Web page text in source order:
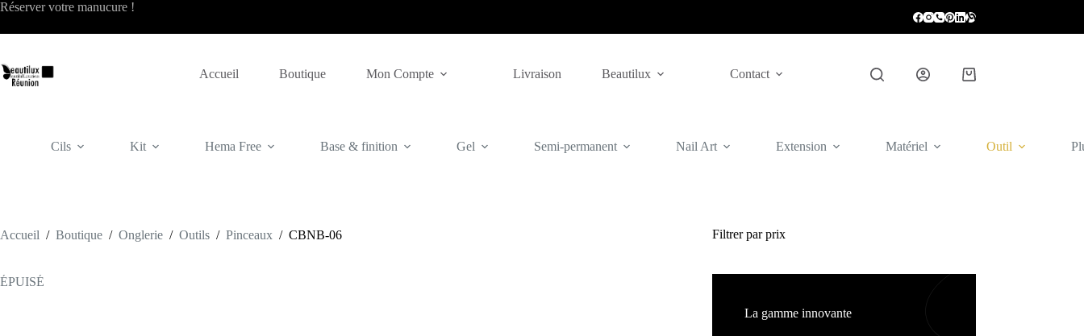
Passer
contenu
Réserver votre manucure !
Accueil Boutique Mon Compte Livraison Beautilux Contact
Panier
Cils Kit Hema Free Base & finition Gel Semi-permanent Nail Art Extension Matériel Outil
Accueil / Boutique / Onglerie / Outils / Pinceaux / CBNB-06
ÉPUISÉ
Filtrer par prix
La gamme innovante